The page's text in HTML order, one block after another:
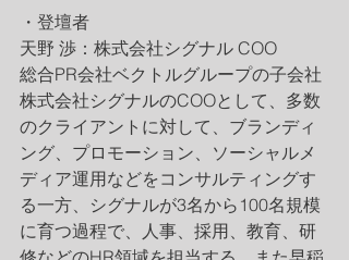
・登壇者
天野 渉：株式会社シグナル COO
総合PR会社ベクトルグループの子会社
株式会社シグナルのCOOとして、多数
のクライアントに対して、ブランディ
ング、プロモーション、ソーシャルメ
ディア運用などをコンサルティングす
る一方、シグナルが3名から100名規模
に育つ過程で、人事、採用、教育、研